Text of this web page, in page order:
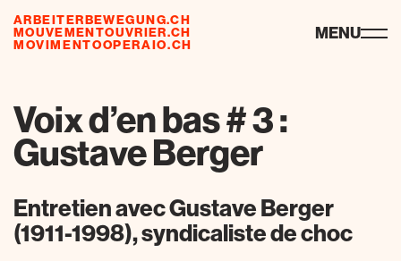
ARBEITERBEWEGUNG.CH
MOUVEMENTOUVRIER.CH
MOVIMENTOOPERAIO.CH
ressourcen MENU
Voix d’en bas # 3 :
Gustave Berger
Entretien avec Gustave Berger
(1911-1998), syndicaliste de choc